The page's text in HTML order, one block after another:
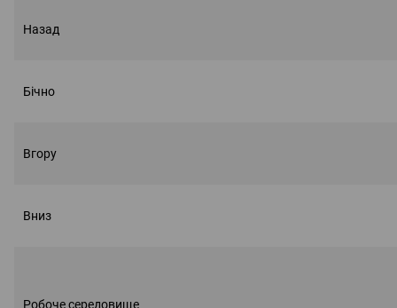
Назад
Бічно
Вгору
Вниз
Робоче середовище